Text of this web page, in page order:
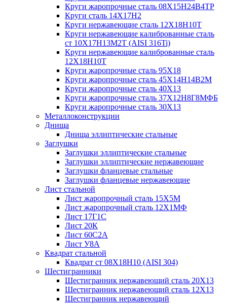
Круги жаропрочные сталь 08Х15Н24В4ТР
Круги сталь 14Х17Н2
Круги нержавеющие сталь 12Х18Н10Т
Круги нержавеющие калиброванные сталь
ст 10Х17Н13М2Т (AISI 316Ti)
Круги нержавеющие калиброванные сталь
12Х18Н10Т
Круги жаропрочные сталь 95Х18
Круги жаропрочные сталь 45Х14Н14В2М
Круги жаропрочные сталь 40Х13
Круги жаропрочные сталь 37Х12Н8Г8МФБ
Круги жаропрочные сталь 30Х13
Металлоконструкции
Днища
Днища эллиптические стальные
Заглушки
Заглушки эллиптические стальные
Заглушки эллиптические нержавеющие
Заглушки фланцевые стальные
Заглушки фланцевые нержавеющие
Лист стальной
Лист жаропрочный сталь 15Х5М
Лист жаропрочный сталь 12Х1МФ
Лист 17Г1С
Лист 20К
Лист 60С2А
Лист У8А
Квадрат стальной
Квадрат ст 08Х18Н10 (AISI 304)
Шестигранники
Шестигранник нержавеющий сталь 20Х13
Шестигранник нержавеющий сталь 12Х13
Шестигранник нержавеющий